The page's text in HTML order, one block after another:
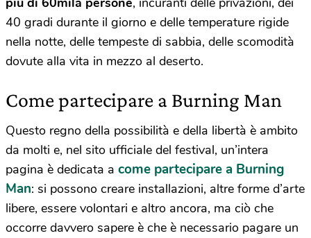
40 gradi durante il giorno e delle temperature rigide
nella notte, delle tempeste di sabbia, delle scomodità
dovute alla vita in mezzo al deserto.
Come partecipare a Burning Man
Questo regno della possibilità e della libertà è ambito
da molti e, nel sito ufficiale del festival, un’intera
pagina è dedicata a come partecipare a Burning
Man: si possono creare installazioni, altre forme d’arte
libere, essere volontari e altro ancora, ma ciò che
occorre davvero sapere è che è necessario pagare un